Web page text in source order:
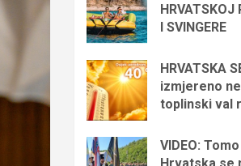
HRVATSKOJ
I SVINGERE
HRVATSKA
izmjereno
toplinski val
VIDEO:
Hrvatska se